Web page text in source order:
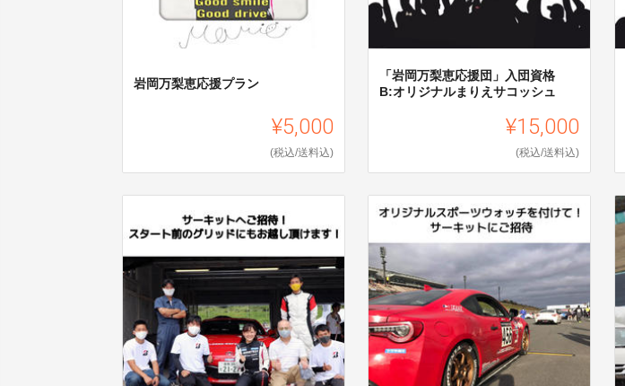
岩岡万梨恵応援プラン
¥5,000
(税込/送料込)
「岩岡万梨恵応援団」入団資格
B:オリジナルまりえサコッシュ
¥15,000
(税込/送料込)